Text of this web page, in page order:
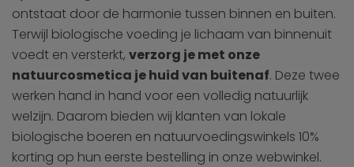
ontstaat door de harmonie tussen binnen en buiten.
Terwijl biologische voeding je lichaam van binnenuit
voedt en versterkt, verzorg je met onze
natuurcosmetica je huid van buitenaf. Deze twee
werken hand in hand voor een volledig natuurlijk
welzijn. Daarom bieden wij klanten van lokale
biologische boeren en natuurvoedingswinkels 10%
korting op hun eerste bestelling in onze webwinkel.